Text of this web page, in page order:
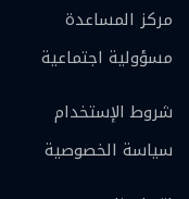
مركز المساعدة
مسؤولية اجتماعية
شروط الإستخدام
سياسة الخصوصية